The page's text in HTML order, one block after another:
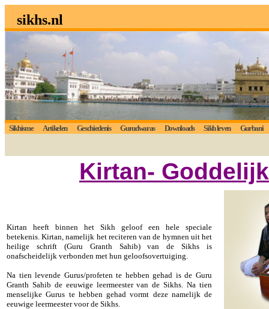
sikhs.nl
Sikhisme Artikelen Geschiedenis Gurudwaras Downloads Sikh leven Gurbani
Kirtan-
Kirtan heeft binnen het Sikh geloof een hele speciale
betekenis. Kirtan, namelijk het reciteren van de hymnen uit het
heilige schrift (Guru Granth Sahib) van de Sikhs is
onafscheidelijk verbonden met hun geloofsovertuiging.
Na tien levende Gurus/profeten te hebben gehad is de Guru
Granth Sahib de eeuwige leermeester van de Sikhs. Na tien
menselijke Gurus te hebben gehad vormt deze namelijk de
eeuwige leermeester voor de Sikhs.